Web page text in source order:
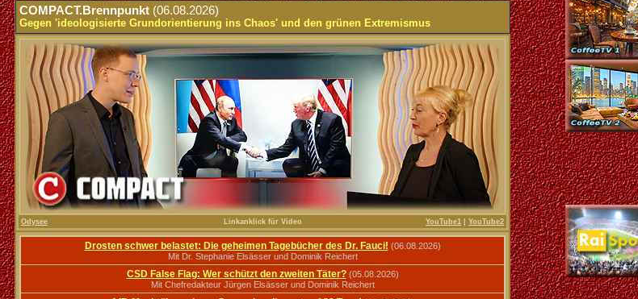
COMPACT.Brennpunkt (06.08.2026)
Gegen 'ideologisierte Grundorientierung ins Chaos' und den grünen Extremismus
Odysee Linkanklick für Video YouTube1 YouTube2
Drosten schwer belastet: Die geheimen Tagebücher des Dr. Fauci! (06.08.2026)
Mit Dr. Stephanie Elsässer und Dominik Reichert
CSD False Flag: Wer schützt den zweiten Täter?(05.08.2026)
Mit Chefredakteur Jürgen Elsässer und Dominik Reichert